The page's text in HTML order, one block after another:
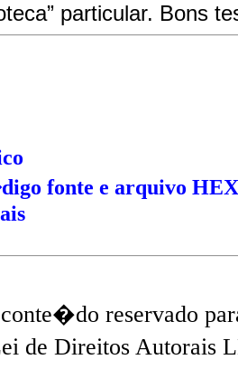
particular. Bons
fonte e arquivo HEX
conte�do reservado
de Direitos Autorais